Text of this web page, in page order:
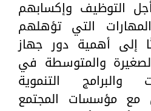
التوظيف وإكسابهم
التي تؤهلهم
إلى أهمية دور جهاز
والمتوسطة في
والبرامج التنموية
مع مؤسسات المجتمع